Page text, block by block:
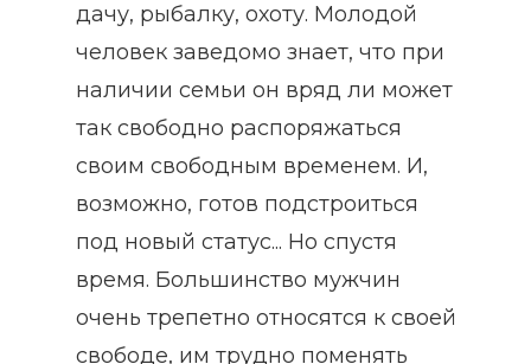
дачу, рыбалку, охоту. Молодой
человек заведомо знает, что при
наличии семьи он вряд ли может
так свободно распоряжаться
своим свободным временем. И,
возможно, готов подстроиться
под новый статус... Но спустя
время. Большинство мужчин
очень трепетно относятся к своей
свободе, им трудно поменять